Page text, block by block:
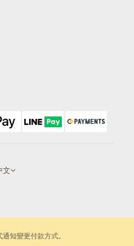
文
知變更付款方式。